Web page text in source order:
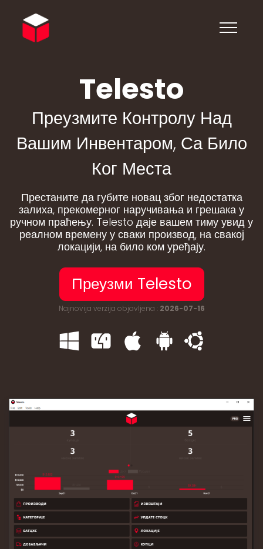
Telesto
Преузмите Контролу Над
Вашим Инвентаром, Са Било
Ког Места
Престаните да губите новац због недостатка
залиха, прекомерног наручивања и грешака у
ручном праћењу. Telesto даје вашем тиму увид у
реалном времену у сваки производ, на свакој
локацији, на било ком уређају.
Преузми Telesto
Najnovija verzija objavljena : 2026-07-16